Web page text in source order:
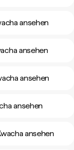
ansehen
ansehen
ansehen
ansehen
ansehen